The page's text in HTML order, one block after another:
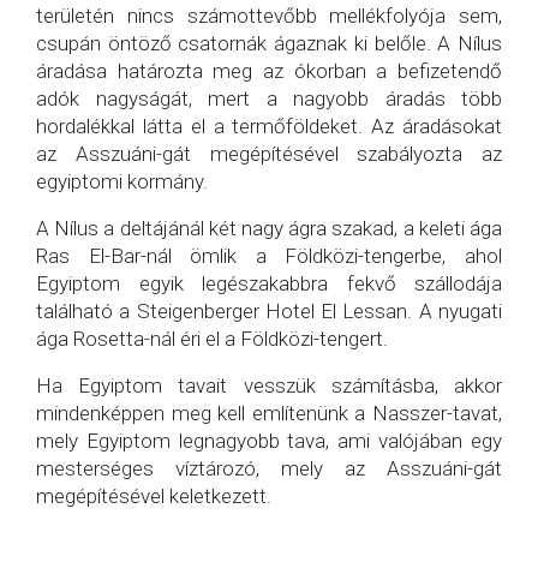
területén nincs számottevőbb mellékfolyója sem,
csupán öntöző csatornák ágaznak ki belőle. A Nílus
áradása határozta meg az ókorban a befizetendő
adók nagyságát, mert a nagyobb áradás több
hordalékkal látta el a termőföldeket. Az áradásokat
az Asszuáni-gát megépítésével szabályozta az
egyiptomi kormány.
A Nílus a deltájánál két nagy ágra szakad, a keleti ága
Ras El-Bar-nál ömlik a Földközi-tengerbe, ahol
Egyiptom egyik legészakabbra fekvő szállodája
található a Steigenberger Hotel El Lessan. A nyugati
ága Rosetta-nál éri el a Földközi-tengert.
Ha Egyiptom tavait vesszük számításba, akkor
mindenképpen meg kell említenünk a Nasszer-tavat,
mely Egyiptom legnagyobb tava, ami valójában egy
mesterséges víztározó, mely az Asszuáni-gát
megépítésével keletkezett.